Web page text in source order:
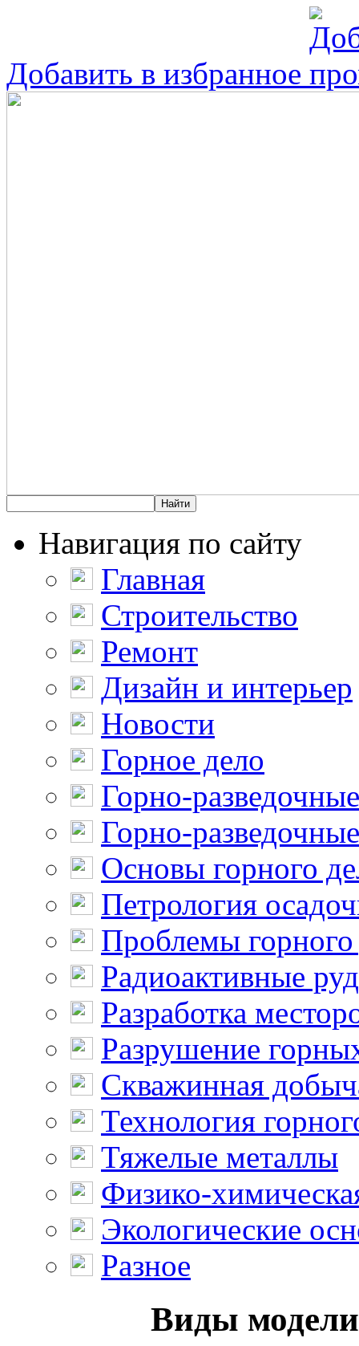
Добавить в избранное
Навигация по сайту
Главная
Строительство
Ремонт
Дизайн и интерьер
Новости
Горное дело
Горно-
Горно-
Основы горного
Петрология
Проблемы горного
Радиоактивные
Разработка
Разрушение
Скважинная
Технология
Тяжелые металлы
Физико-
Экологические
Разное
Виды